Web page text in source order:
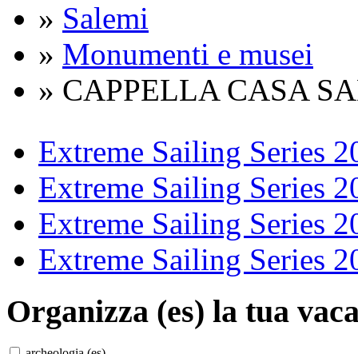
» Salemi
» Monumenti e musei
» CAPPELLA CASA
Extreme Sailing Series
Extreme Sailing Series
Extreme Sailing Series
Extreme Sailing Series
Organizza (es) la tua